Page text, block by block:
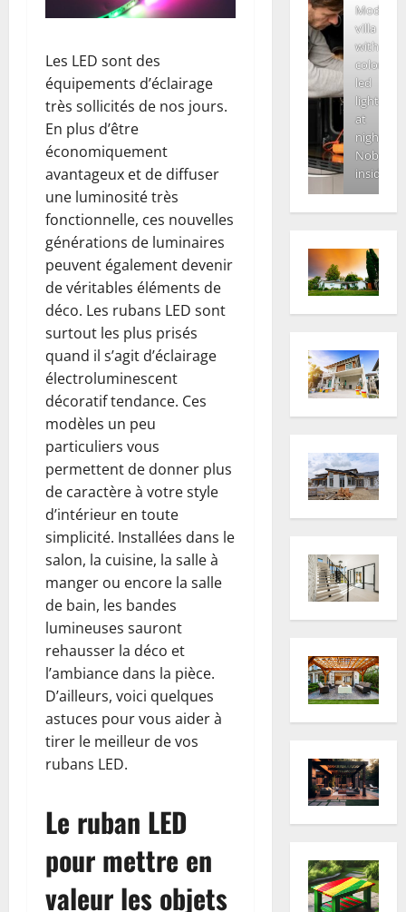
Les LED sont des
équipements d’éclairage
très sollicités de nos jours.
En plus d’être
économiquement
avantageux et de diffuser
une luminosité très
fonctionnelle, ces nouvelles
générations de luminaires
peuvent également devenir
de véritables éléments de
déco. Les rubans LED sont
surtout les plus prisés
quand il s’agit d’éclairage
électroluminescent
décoratif tendance. Ces
modèles un peu
particuliers vous
permettent de donner plus
de caractère à votre style
d’intérieur en toute
simplicité. Installées dans le
salon, la cuisine, la salle à
manger ou encore la salle
de bain, les bandes
lumineuses sauront
rehausser la déco et
l’ambiance dans la pièce.
D’ailleurs, voici quelques
astuces pour vous aider à
tirer le meilleur de vos
rubans LED.
Le ruban LED
pour mettre en
valeur les objets
Modern
villa
with
colored
led
lights
at
night.
Nobody
inside